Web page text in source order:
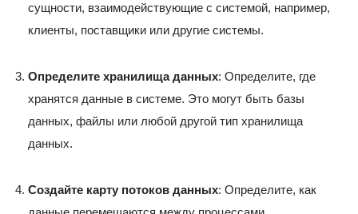
сущности, взаимодействующие с системой, например,
клиенты, поставщики или другие системы.
Определите хранилища данных: Определите, где
хранятся данные в системе. Это могут быть базы
данных, файлы или любой другой тип хранилища
данных.
Создайте карту потоков данных: Определите, как